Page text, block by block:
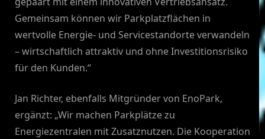
Gemeinsam können wir Parkplatzflächen in
wertvolle Energie- und Servicestandorte verwandeln
– wirtschaftlich attraktiv und ohne Investitionsrisiko
für den Kunden.“
Jan Richter, ebenfalls Mitgründer von EnoPark,
ergänzt: „Wir machen Parkplätze zu
Energiezentralen mit Zusatznutzen. Die Kooperation